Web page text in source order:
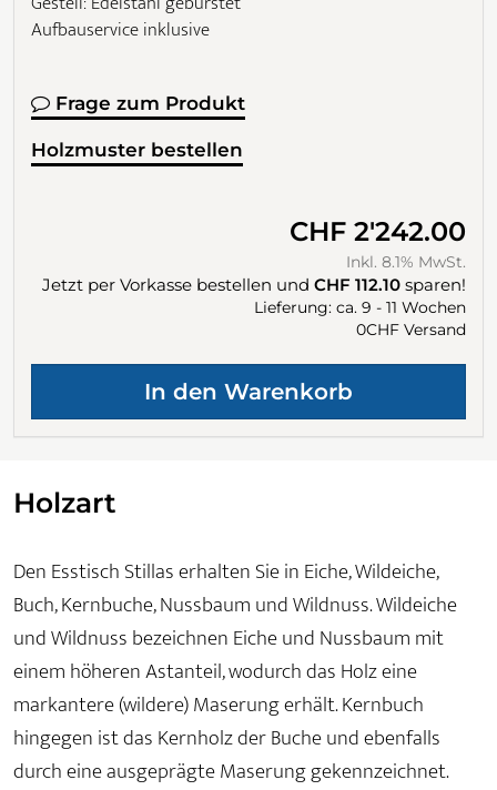
Aufbauservice inklusive
Frage zum Produkt
Holzmuster bestellen
CHF 2'242.00
Inkl. 8.1% MwSt.
Jetzt per Vorkasse bestellen und CHF 112.10 sparen!
Lieferung: ca. 9 - 11 Wochen
0CHF Versand
Holzart
Den Esstisch Stillas erhalten Sie in Eiche, Wildeiche,
Buch, Kernbuche, Nussbaum und Wildnuss. Wildeiche
und Wildnuss bezeichnen Eiche und Nussbaum mit
einem höheren Astanteil, wodurch das Holz eine
markantere (wildere) Maserung erhält. Kernbuch
hingegen ist das Kernholz der Buche und ebenfalls
durch eine ausgeprägte Maserung gekennzeichnet.